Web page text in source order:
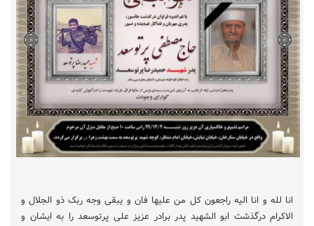
انا لله و انا الیه راجعون کل من علیها فان و یبقی وجه ربک ذو الجلال و
الاکرام درگذشت ابو الشهید پدر برادر عزیز علی پرتوسعد را به ایشان و